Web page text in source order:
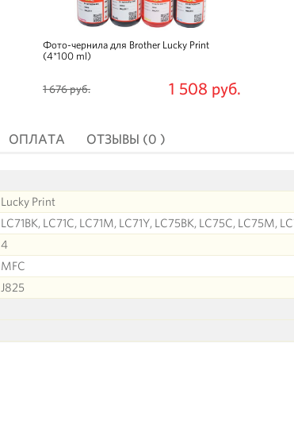
Фото-чернила для Brother Lucky Print
(4*100 ml)
1 676 руб. 1 508 руб.
ОПЛАТА ОТЗЫВЫ (0 )
Lucky Print
LC71BK, LC71C, LC71M, LC71Y, LC75BK, LC75C, LC75M,
4
MFC
J825